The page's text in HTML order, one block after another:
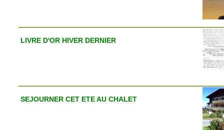
LIVRE D'OR HIVER DERNIER
SEJOURNER CET ETE AU CHALET